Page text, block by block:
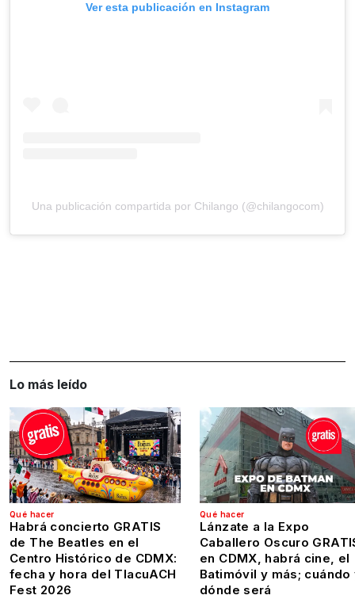
Ver esta publicación en Instagram
Una publicación compartida por Chilango (@chilangocom)
Lo más leído
Qué hacer
Habrá concierto GRATIS
de The Beatles en el
Centro Histórico de CDMX:
fecha y hora del TlacuACH
Fest 2026
Qué hacer
Lánzate a la Expo
Caballero Oscuro
en CDMX, habrá cine, el
Batimóvil y más; cuándo
dónde será